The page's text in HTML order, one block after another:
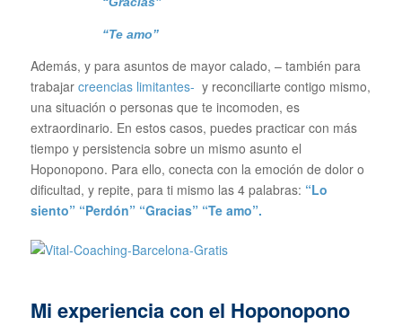
“Te amo”
Además, y para asuntos de mayor calado, – también para
trabajar creencias limitantes- y reconciliarte contigo mismo,
una situación o personas que te incomoden, es
extraordinario. En estos casos, puedes practicar con más
tiempo y persistencia sobre un mismo asunto el
Hoponopono. Para ello, conecta con la emoción de dolor o
dificultad, y repite, para ti mismo las 4 palabras: “Lo
siento” “Perdón” “Gracias” “Te amo”.
Mi experiencia con el Hoponopono